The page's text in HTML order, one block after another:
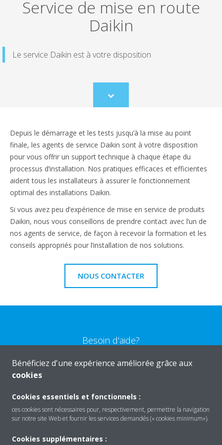
Service de mise en route
Daikin
Le service Daikin est à votre disposition
Scroll
to
Depuis le démarrage et les tests jusqu’à la mise au point
finale, les agents de service Daikin sont à votre disposition
pour vous offrir un support technique à chaque étape du
processus d’installation. Nos pratiques efficaces et efficientes
aident tous les installateurs à assurer le fonctionnement
optimal des installations Daikin.
Si vous avez peu d’expérience de mise en service de produits
Daikin, nous vous conseillons de prendre contact avec l’un de
nos agents de service, de façon à recevoir la formation et les
conseils appropriés pour l’installation de nos solutions.
NOUS CONTACTER
Besoin d'aide?
CONTACTEZ-NOUS
Bénéficiez d'une expérience améliorée grâce aux
cookies
Cookies essentiels et fonctionnels :
ces cookies sont nécessaires pour, respectivement, permettre la navigation
sur notre site Web et fournir les services demandés (« cookies minimum»).
Cookies supplémentaires :